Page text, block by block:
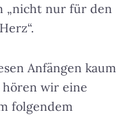
„nicht nur für den
Anfängen kaum
hören wir eine
folgendem